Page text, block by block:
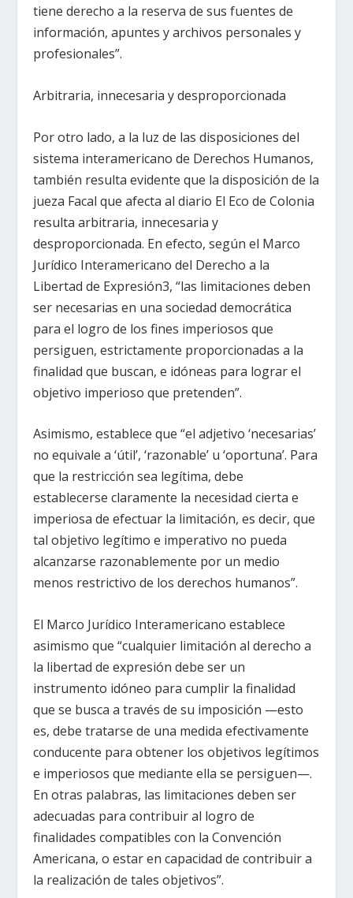
tiene derecho a la reserva de sus fuentes de
información, apuntes y archivos personales y
profesionales”.
Arbitraria, innecesaria y desproporcionada
Por otro lado, a la luz de las disposiciones del
sistema interamericano de Derechos Humanos,
también resulta evidente que la disposición de la
jueza Facal que afecta al diario El Eco de Colonia
resulta arbitraria, innecesaria y
desproporcionada. En efecto, según el Marco
Jurídico Interamericano del Derecho a la
Libertad de Expresión3, “las limitaciones deben
ser necesarias en una sociedad democrática
para el logro de los fines imperiosos que
persiguen, estrictamente proporcionadas a la
finalidad que buscan, e idóneas para lograr el
objetivo imperioso que pretenden”.
Asimismo, establece que “el adjetivo ‘necesarias’
no equivale a ‘útil’, ‘razonable’ u ‘oportuna’. Para
que la restricción sea legítima, debe
establecerse claramente la necesidad cierta e
imperiosa de efectuar la limitación, es decir, que
tal objetivo legítimo e imperativo no pueda
alcanzarse razonablemente por un medio
menos restrictivo de los derechos humanos”.
El Marco Jurídico Interamericano establece
asimismo que “cualquier limitación al derecho a
la libertad de expresión debe ser un
instrumento idóneo para cumplir la finalidad
que se busca a través de su imposición —esto
es, debe tratarse de una medida efectivamente
conducente para obtener los objetivos legítimos
e imperiosos que mediante ella se persiguen—.
En otras palabras, las limitaciones deben ser
adecuadas para contribuir al logro de
finalidades compatibles con la Convención
Americana, o estar en capacidad de contribuir a
la realización de tales objetivos”.